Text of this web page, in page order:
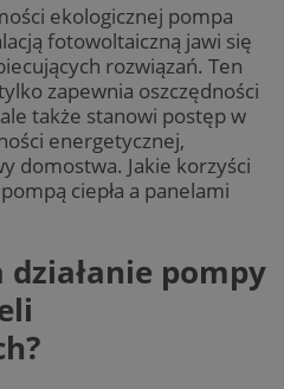
ekologicznej pompa
fotowoltaiczną jawi się
rozwiązań. Ten
zapewnia oszczędności
także stanowi postęp w
energetycznej,
domostwa. Jakie korzyści
ciepła a panelami
działanie pompy